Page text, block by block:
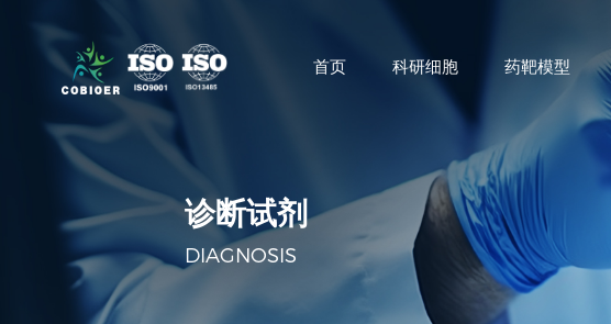
首页 科研细胞 药靶模型
诊断试剂
DIAGNOSIS